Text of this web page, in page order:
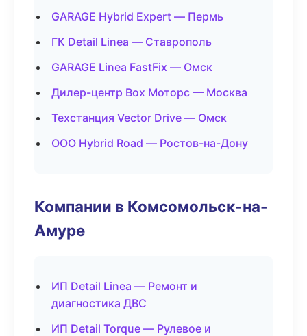
GARAGE Hybrid Expert — Пермь
ГК Detail Linea — Ставрополь
GARAGE Linea FastFix — Омск
Дилер-центр Box Моторс — Москва
Техстанция Vector Drive — Омск
ООО Hybrid Road — Ростов-на-Дону
Компании в Комсомольск-на-
Амуре
ИП Detail Linea — Ремонт и
диагностика ДВС
ИП Detail Torque — Рулевое и